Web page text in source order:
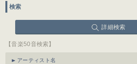
検索
詳細検索
【音楽50音検索】
アーティスト名